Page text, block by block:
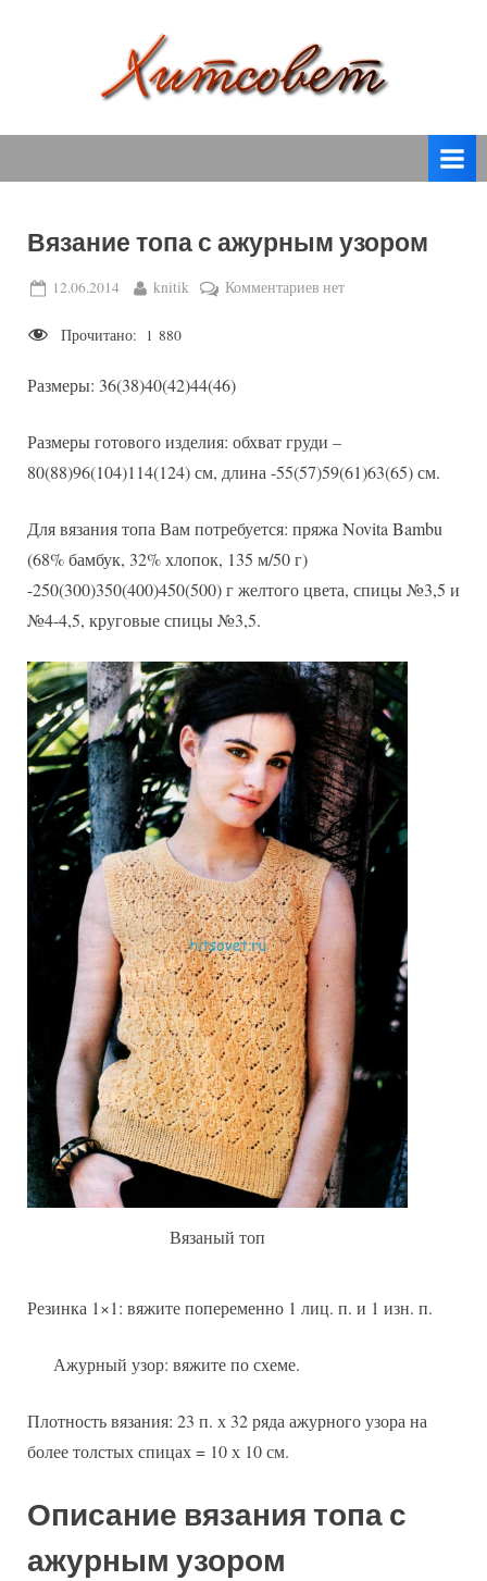
т
о
в
спицами,
крючком,
вязаные
модели
с
Вязание топа с ажурным узором
Posted
12.06.2014 By
knitik Комментариевк
узором
нет
Прочитано: 1 880
Размеры: 36(38)40(42)44(46)
Размеры готового изделия: обхват груди –
80(88)96(104)114(124) см, длина -55(57)59(61)63(65) см.
Для вязания топа Вам потребуется: пряжа Novita Bambu
(68% бамбук, 32% хлопок, 135 м/50 г)
-250(300)350(400)450(500) г желтого цвета, спицы №3,5 и
№4-4,5, круговые спицы №3,5.
Вязаный топ
Резинка 1×1: вяжите попеременно 1 лиц. п. и 1 изн. п.
Ажурный узор: вяжите по схеме.
Плотность вязания: 23 п. х 32 ряда ажурного узора на
более толстых спицах = 10 х 10 см.
Описание вязания топа с
ажурным узором